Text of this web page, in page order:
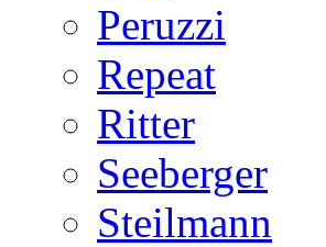
Peruzzi
Repeat
Ritter
Seeberger
Steilmann